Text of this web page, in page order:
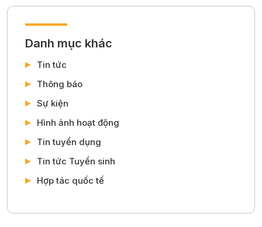
Danh mục khác
Tin tức
Thông báo
Sự kiện
Hình ảnh hoạt động
Tin tuyển dụng
Tin tức Tuyển sinh
Hợp tác quốc tế